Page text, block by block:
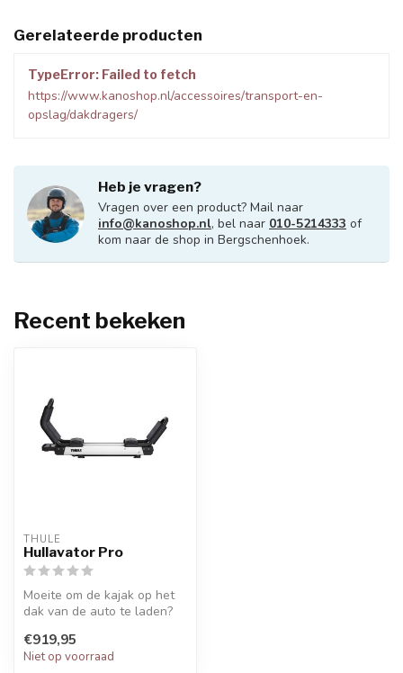
Gerelateerde producten
TypeError: Failed to fetch
https://www.kanoshop.nl/accessoires/transport-en-
opslag/dakdragers/
Heb je vragen?
Vragen over een product? Mail naar
info@kanoshop.nl, bel naar 010-5214333 of
kom naar de shop in Bergschenhoek.
Recent bekeken
THULE
Hullavator Pro
Moeite om de kajak op het
dak van de auto te laden?
opgel...
€919,95
Niet op voorraad